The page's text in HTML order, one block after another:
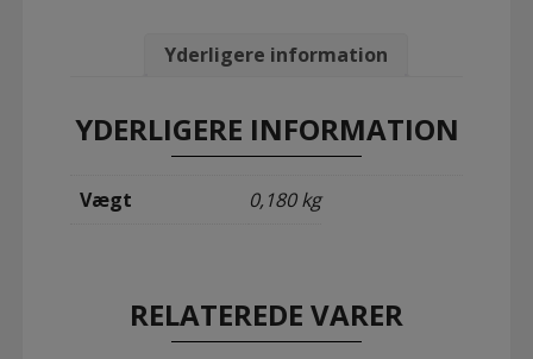
bøgetræ
antal
Yderligere information
YDERLIGERE INFORMATION
Vægt 0,180 kg
RELATEREDE VARER